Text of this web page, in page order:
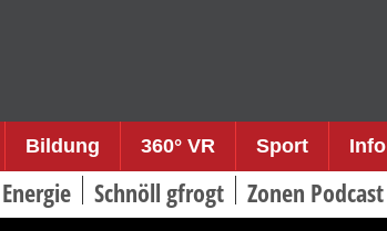
Bildung 360° VR Sport Info
Energie Schnöll gfrogt Zonen Podcast